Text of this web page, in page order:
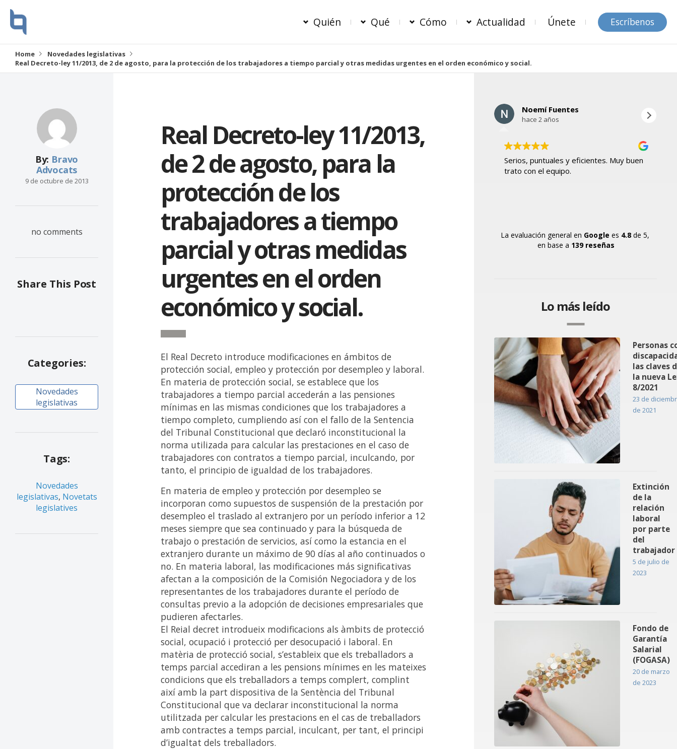
Quién Qué Cómo Actualidad Únete Escríbenos
Home
Novedades legislativas
Real Decreto-ley 11/2013, de 2 de agosto, para la protección de los trabajadores a tiempo parcial y otras medidas urgentes en el orden económico y social.
By: Bravo
Advocats
9 de octubre de 2013
no comments
Share This Post
Categories:
Novedades
legislativas
Tags:
Novedades
legislativas, Novetats
legislatives
Real Decreto-ley 11/2013,
de 2 de agosto, para la
protección de los
trabajadores a tiempo
parcial y otras medidas
urgentes en el orden
económico y social.
El Real Decreto introduce modificaciones en ámbitos de
protección social, empleo y protección por desempleo y laboral.
En materia de protección social, se establece que los
trabajadores a tiempo parcial accederán a las pensiones
mínimas en las mismas condiciones que los trabajadores a
tiempo completo, cumpliendo así con el fallo de la Sentencia
del Tribunal Constitucional que declaró inconstitucional la
norma utilizada para calcular las prestaciones en el caso de
trabajadores con contratos a tiempo parcial, inculcando, por
tanto, el principio de igualdad de los trabajadores.
En materia de empleo y protección por desempleo se
incorporan como supuestos de suspensión de la prestación por
desempleo el traslado al extranjero por un período inferior a 12
meses siempre que sea continuado y para la búsqueda de
trabajo o prestación de servicios, así como la estancia en el
extranjero durante un máximo de 90 días al año continuados o
no. En materia laboral, las modificaciones más significativas
afectan a la composición de la Comisión Negociadora y de los
representantes de los trabajadores durante el período de
consultas previo a la adopción de decisiones empresariales que
pudieren afectarles.
El Reial decret introdueix modificacions als àmbits de protecció
social, ocupació i protecció per desocupació i laboral. En
matèria de protecció social, s’estableix que els treballadors a
temps parcial accediran a les pensions mínimes en les mateixes
condicions que els treballadors a temps complert, complint
així amb la part dispositiva de la Sentència del Tribunal
Constitucional que va declarar inconstitucional la norma
utilitzada per calcular les prestacions en el cas de treballadors
amb contractes a temps parcial, inculcant, per tant, el principi
d’igualtat dels treballadors.
Noemí Fuentes
hace 2 años
Serios, puntuales y eficientes. Muy buen
trato con el equipo.
La evaluación general en Google es 4.8 de 5,
en base a 139 reseñas
Lo más leído
Personas
las claves
la nueva
8/2021
23 de
de 2021
Extinción
de la
relación
laboral
por parte
del
trabajador
5 de julio de
2023
Fondo de
Garantía
Salarial
(FOGASA)
20 de marzo
de 2023